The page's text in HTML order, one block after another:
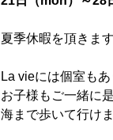
夏季休暇を頂きます
La vieには個室も
お子様もご一緒に
海まで歩いて行け